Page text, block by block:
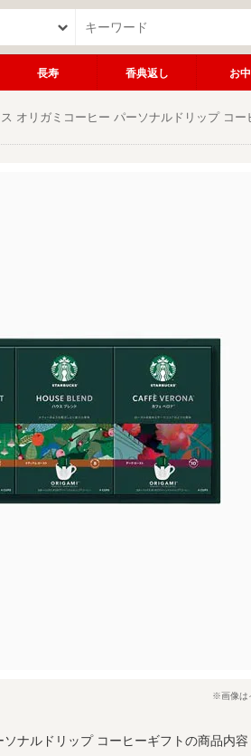
長寿 香典返し お
オリガミコーヒー パーソナルドリップ コー
※画像は
ナルドリップ コーヒーギフトの商品内容